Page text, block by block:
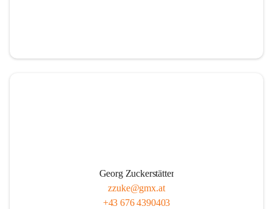
Georg Zuckerstätter
zzuke@gmx.at
+43 676 4390403